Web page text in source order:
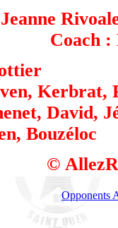
Coach
Kerbrat,
David,
Bouzéloc
©
Opponents